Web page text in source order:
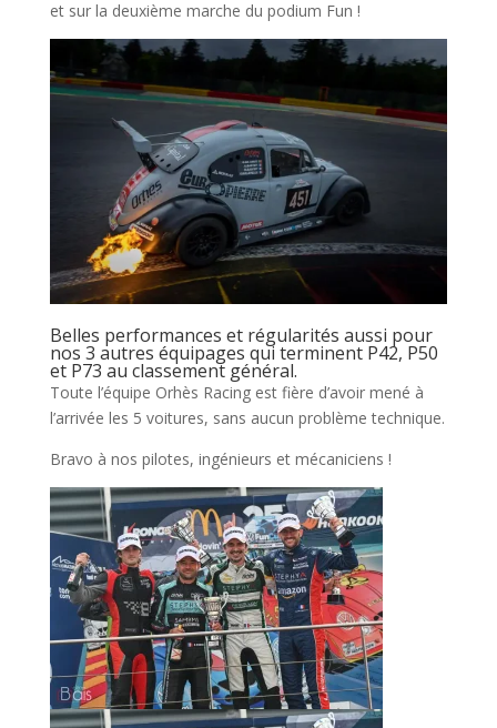
et sur la deuxième marche du podium Fun !
Belles performances et régularités aussi pour
nos 3 autres équipages qui terminent P42, P50
et P73 au classement général.
Toute l’équipe Orhès Racing est fière d’avoir mené à
l’arrivée les 5 voitures, sans aucun problème technique.
Bravo à nos pilotes, ingénieurs et mécaniciens !